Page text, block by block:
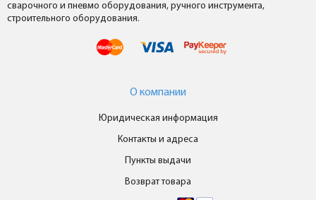
сварочного и пневмо оборудования, ручного инструмента,
строительного оборудования.
О компании
Юридическая информация
Контакты и адреса
Пункты выдачи
Возврат товара